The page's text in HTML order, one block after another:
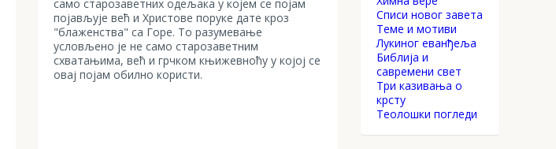
само старозаветних одељака у којем се појам
појављује већ и Христове поруке дате кроз
"блаженства" са Горе. То разумевање
условљено је не само старозаветним
схватањима, већ и грчком књижевноћу у којој се
овај појам обилно користи.
Списи новог завета
Теме и мотиви
Лукиног еванђеља
Библија и
савремени свет
Три казивања о
крсту
Теолошки погледи